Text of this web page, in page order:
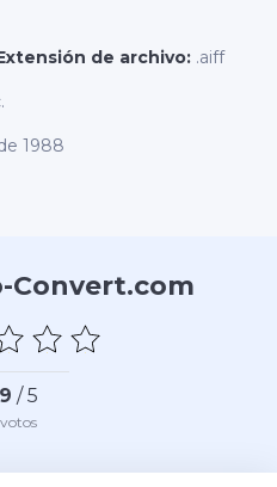
de archivo: .aiff
1988
Convert.com
/ 5
votos